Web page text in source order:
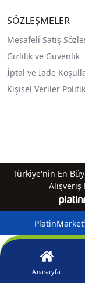
SÖZLEŞMELER
Mesafeli Satış
Gizlilik ve Güvenlik
İptal ve İade
Kişisel Veriler
Türkiye'nin En
PlatinMarket
Anasayfa